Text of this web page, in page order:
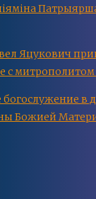
Яцукович
с
в
Божией